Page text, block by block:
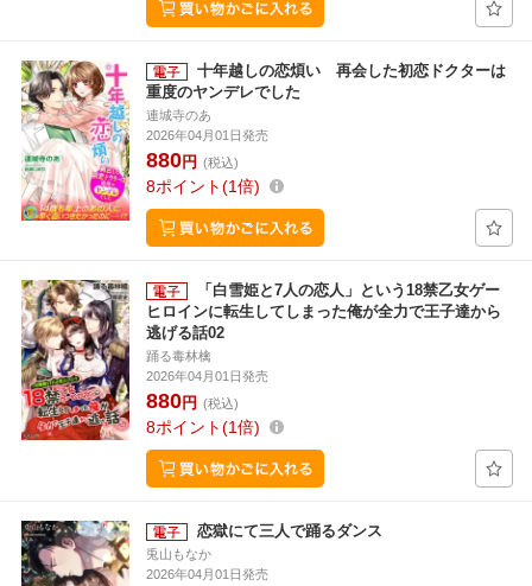
十年越しの恋煩い 再会した初恋ドクターは
重度のヤンデレでした
連城寺のあ
2026年04月01日発売
880円 (税込)
8ポイント 1倍
「白雪姫と7人の恋人」という18禁乙女ゲー
ヒロインに転生してしまった俺が全力で王子達から
逃げる話02
踊る毒林檎
2026年04月01日発売
880円 (税込)
8ポイント 1倍
恋獄にて三人で踊るダンス
兎山もなか
2026年04月01日発売